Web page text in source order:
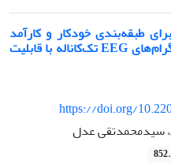
طبقه‌بندی خودکار و کارآمد
مراحل خواب با استفاده از اسپکتروگرام‌های EEG تک‌کاناله با قابلیت
https://doi.org/
سیدمحمدتقی عدل